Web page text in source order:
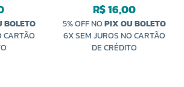
BOLETO
CARTÃO
CALDEIRA
R$ 16,00
5% OFF NOPIX OU BOLETO
6X SEM JUROS NO CARTÃO
DE CRÉDITO